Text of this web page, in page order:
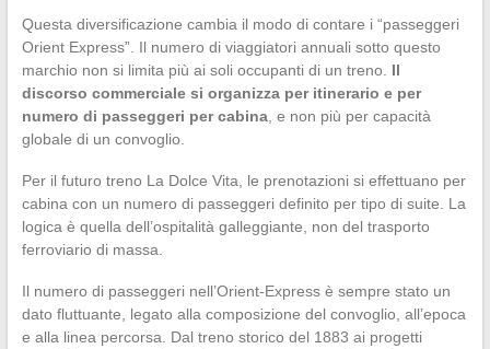
Questa diversificazione cambia il modo di contare i “passeggeri
Orient Express”. Il numero di viaggiatori annuali sotto questo
marchio non si limita più ai soli occupanti di un treno. Il
discorso commerciale si organizza per itinerario e per
numero di passeggeri per cabina, e non più per capacità
globale di un convoglio.
Per il futuro treno La Dolce Vita, le prenotazioni si effettuano per
cabina con un numero di passeggeri definito per tipo di suite. La
logica è quella dell’ospitalità galleggiante, non del trasporto
ferroviario di massa.
Il numero di passeggeri nell’Orient-Express è sempre stato un
dato fluttuante, legato alla composizione del convoglio, all’epoca
e alla linea percorsa. Dal treno storico del 1883 ai progetti